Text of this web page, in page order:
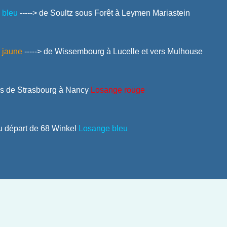
bleu -----> de Soultz sous Forêt à Leymen Mariastein
jaune -----> de Wissembourg à Lucelle et vers Mulhouse
de Strasbourg à Nancy Losange rouge
départ de 68 Winkel Losange bleu
Auberges Abris